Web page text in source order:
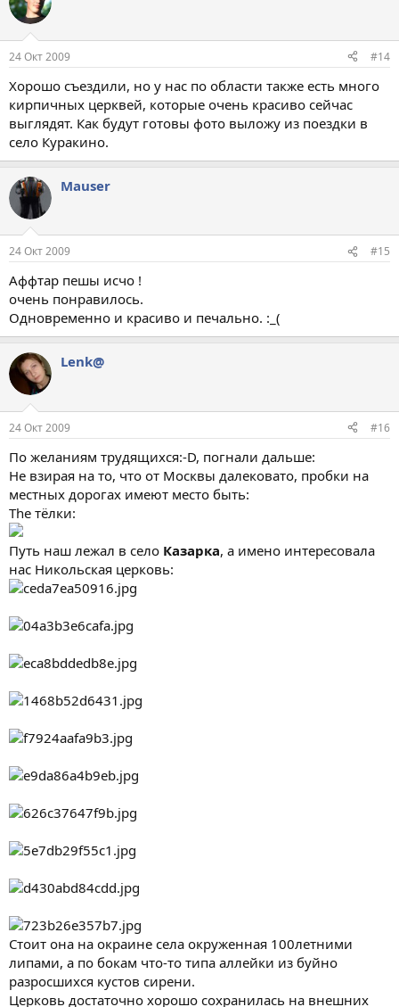
24 Окт 2009 #14
Хорошо съездили, но у нас по области также есть много
кирпичных церквей, которые очень красиво сейчас
выглядят. Как будут готовы фото выложу из поездки в
село Куракино.
Mauser
24 Окт 2009 #15
Аффтар пешы исчо !
очень понравилось.
Одновременно и красиво и печально. :_(
Lenk@
24 Окт 2009 #16
По желаниям трудящихся:-D, погнали дальше:
Не взирая на то, что от Москвы далековато, пробки на
местных дорогах имеют место быть:
The тёлки:
Путь наш лежал в село Казарка, а имено интересовала
нас Никольская церковь:
Стоит она на окраине села окруженная 100летними
липами, а по бокам что-то типа аллейки из буйно
разросшихся кустов сирени.
Церковь достаточно хорошо сохранилась на внешних